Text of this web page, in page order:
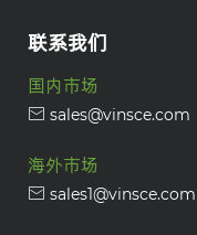
联系我们
国内市场
sales@vinsce.com
海外市场
sales1@vinsce.com